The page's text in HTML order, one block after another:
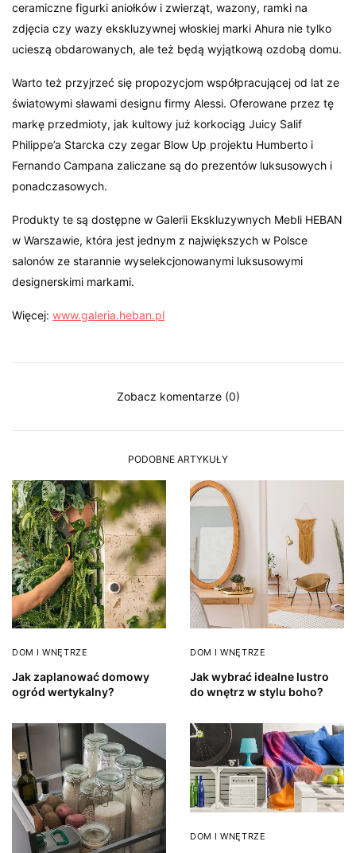
ceramiczne figurki aniołków i zwierząt, wazony, ramki na
zdjęcia czy wazy ekskluzywnej włoskiej marki Ahura nie tylko
ucieszą obdarowanych, ale też będą wyjątkową ozdobą domu.
Warto też przyjrzeć się propozycjom współpracującej od lat ze
światowymi sławami designu firmy Alessi. Oferowane przez tę
markę przedmioty, jak kultowy już korkociąg Juicy Salif
Philippe’a Starcka czy zegar Blow Up projektu Humberto i
Fernando Campana zaliczane są do prezentów luksusowych i
ponadczasowych.
Produkty te są dostępne w Galerii Ekskluzywnych Mebli HEBAN
w Warszawie, która jest jednym z największych w Polsce
salonów ze starannie wyselekcjonowanymi luksusowymi
designerskimi markami.
Więcej:www.galeria.heban.pl
Zobacz komentarze (0)
PODOBNE ARTYKUŁY
DOM I WNĘTRZE
Jak zaplanować domowy
ogród wertykalny?
DOM I WNĘTRZE
Jak wybrać idealne lustro
do wnętrz w stylu boho?
DOM I WNĘTRZE